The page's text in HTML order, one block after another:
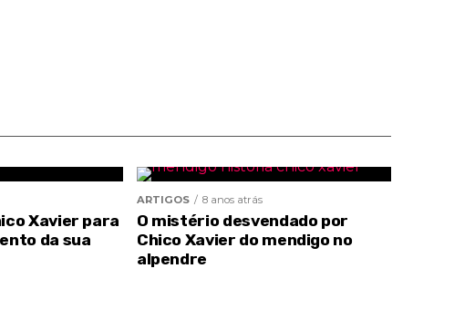
Xavier para
da sua
ARTIGOS 8 anos atrás
O mistério desvendado por
Chico Xavier do mendigo no
alpendre